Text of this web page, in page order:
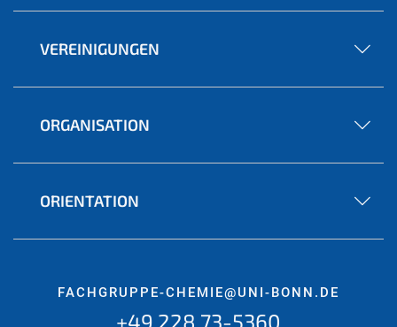
VEREINIGUNGEN
ORGANISATION
ORIENTATION
FACHGRUPPE-CHEMIE@UNI-BONN.DE
+49 228 73-5360